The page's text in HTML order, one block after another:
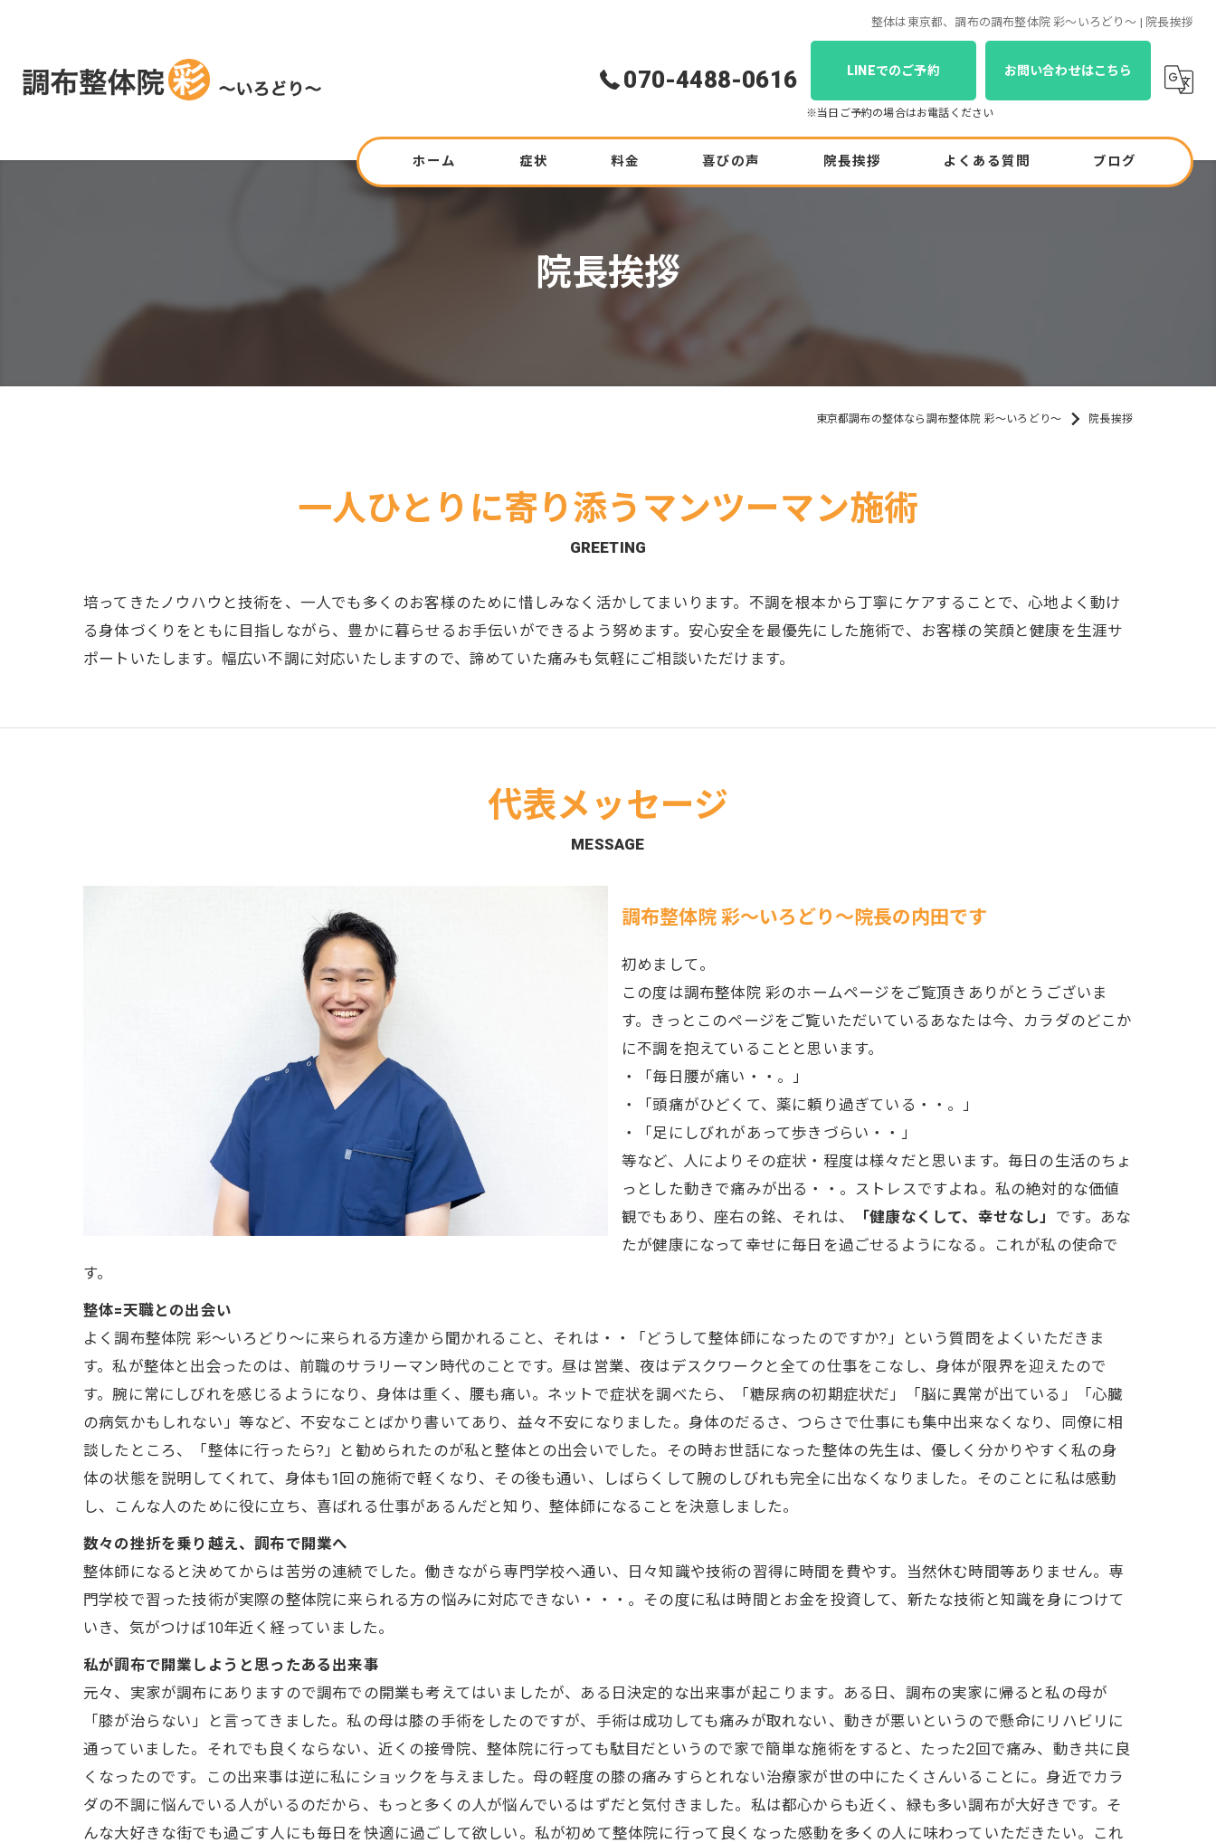
整体は東京都、調布の調布整体院 彩～いろどり～ | 院長挨拶
070-4488-0616 LINEでのご予約 お問い合わせはこちら
ホーム 症状
ぎっくり腰
料金 喜びの声 院長挨拶 よくある質問 ブログ
院長挨拶
東京都調布の整体なら調布整体院 彩～いろどり～ 院長挨拶
一人ひとりに寄り添うマンツーマン施術
GREETING
培ってきたノウハウと技術を、一人でも多くのお客様のために惜しみなく活かしてまいります。不調を根本から丁寧にケアすることで、心地よく動け
る身体づくりをともに目指しながら、豊かに暮らせるお手伝いができるよう努めます。安心安全を最優先にした施術で、お客様の笑顔と健康を生涯サ
ポートいたします。幅広い不調に対応いたしますので、諦めていた痛みも気軽にご相談いただけます。
代表メッセージ
MESSAGE
調布整体院 彩～いろどり～院長の内田です
初めまして。
この度は調布整体院 彩のホームページをご覧頂きありがとうございま
す。きっとこのページをご覧いただいているあなたは今、カラダのどこか
に不調を抱えていることと思います。
・「毎日腰が痛い・・。」
・「頭痛がひどくて、薬に頼り過ぎている・・。」
・「足にしびれがあって歩きづらい・・」
等など、人によりその症状・程度は様々だと思います。毎日の生活のちょ
っとした動きで痛みが出る・・。ストレスですよね。私の絶対的な価値
観でもあり、座右の銘、それは、
「健康なくして、幸せなし」 です。あな
たが健康になって幸せに毎日を過ごせるようになる。これが私の使命で
す。
整体=天職との出会い
よく調布整体院 彩～いろどり～に来られる方達から聞かれること、それは・・「どうして整体師になったのですか?」という質問をよくいただきま
す。私が整体と出会ったのは、前職のサラリーマン時代のことです。昼は営業、夜はデスクワークと全ての仕事をこなし、身体が限界を迎えたので
す。腕に常にしびれを感じるようになり、身体は重く、腰も痛い。ネットで症状を調べたら、「糖尿病の初期症状だ」「脳に異常が出ている」「心臓
の病気かもしれない」等など、不安なことばかり書いてあり、益々不安になりました。身体のだるさ、つらさで仕事にも集中出来なくなり、同僚に相
談したところ、「整体に行ったら?」と勧められたのが私と整体との出会いでした。その時お世話になった整体の先生は、優しく分かりやすく私の身
体の状態を説明してくれて、身体も1回の施術で軽くなり、その後も通い、しばらくして腕のしびれも完全に出なくなりました。そのことに私は感動
し、こんな人のために役に立ち、喜ばれる仕事があるんだと知り、整体師になることを決意しました。
数々の挫折を乗り越え、調布で開業へ
整体師になると決めてからは苦労の連続でした。働きながら専門学校へ通い、日々知識や技術の習得に時間を費やす。当然休む時間等ありません。専
門学校で習った技術が実際の整体院に来られる方の悩みに対応できない・・・。その度に私は時間とお金を投資して、新たな技術と知識を身につけて
いき、気がつけば10年近く経っていました。
私が調布で開業しようと思ったある出来事
元々、実家が調布にありますので調布での開業も考えてはいましたが、ある日決定的な出来事が起こります。ある日、調布の実家に帰ると私の母が
「膝が治らない」と言ってきました。私の母は膝の手術をしたのですが、手術は成功しても痛みが取れない、動きが悪いというので懸命にリハビリに
通っていました。それでも良くならない、近くの接骨院、整体院に行っても駄目だというので家で簡単な施術をすると、たった2回で痛み、動き共に良
くなったのです。この出来事は逆に私にショックを与えました。母の軽度の膝の痛みすらとれない治療家が世の中にたくさんいることに。身近でカラ
ダの不調に悩んでいる人がいるのだから、もっと多くの人が悩んでいるはずだと気付きました。私は都心からも近く、緑も多い調布が大好きです。そ
んな大好きな街でも過ごす人にも毎日を快適に過ごして欲しい。私が初めて整体院に行って良くなった感動を多くの人に味わっていただきたい。これ